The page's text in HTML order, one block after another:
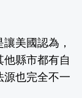
美國認為，
縣市都有自
源也完全不一